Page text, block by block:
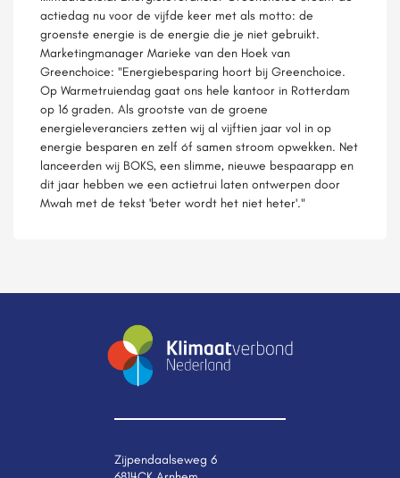
actiedag nu voor de vijfde keer met als motto: de
groenste energie is de energie die je niet gebruikt.
Marketingmanager Marieke van den Hoek van
Greenchoice: "Energiebesparing hoort bij Greenchoice.
Op Warmetruiendag gaat ons hele kantoor in Rotterdam
op 16 graden. Als grootste van de groene
energieleveranciers zetten wij al vijftien jaar vol in op
energie besparen en zelf óf samen stroom opwekken. Net
lanceerden wij BOKS, een slimme, nieuwe bespaarapp en
dit jaar hebben we een actietrui laten ontwerpen door
Mwah met de tekst 'beter wordt het niet heter'."
Zijpendaalseweg 6